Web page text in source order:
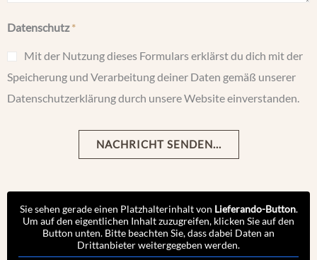
Datenschutz*
Mit der Nutzung dieses Formulars erklärst du dich mit der
Speicherung und Verarbeitung deiner Daten gemäß unserer
Datenschutzerklärung durch unsere Website einverstanden.
NACHRICHT SENDEN...
Sie sehen gerade einen Platzhalterinhalt von Lieferando-Button.
Um auf den eigentlichen Inhalt zuzugreifen, klicken Sie auf den
Button unten. Bitte beachten Sie, dass dabei Daten an
Drittanbieter weitergegeben werden.